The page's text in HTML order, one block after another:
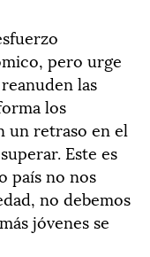
pero urge
las
los
un retraso en el
Este es
país no nos
no debemos
jóvenes se